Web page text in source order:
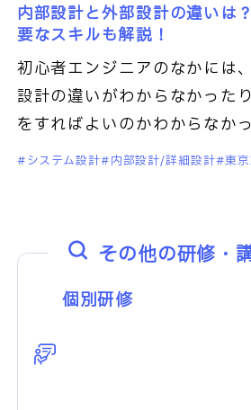
内部設計と外部設計の違いは
要なスキルも解説！
初心者エンジニアのなかには
設計の違いがわからなかった
をすればよいのかわからなか
るでしょう。内部設計は、外
システム設計 内部設計/詳細設計 東
その他の研修・
個別研修